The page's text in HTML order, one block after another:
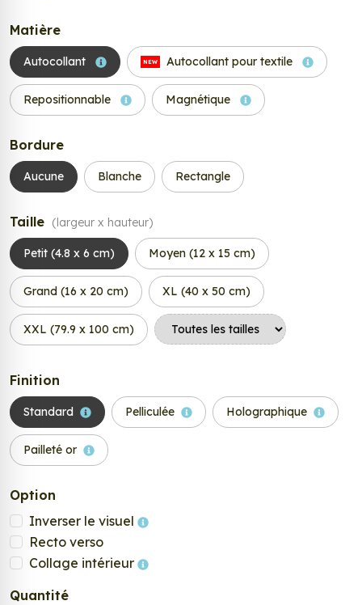
Matière
Autocollant NEW Autocollant pour textile
Repositionnable Magnétique
Bordure
Aucune Blanche Rectangle
Taille (largeur x hauteur)
Petit (4.8 x 6 cm) Moyen (12 x 15 cm)
Grand (16 x 20 cm) XL (40 x 50 cm)
XXL (79.9 x 100 cm)
Finition
Standard Pelliculée Holographique
Pailleté or
Option
Inverser le visuel
Recto verso
Collage intérieur
Quantité